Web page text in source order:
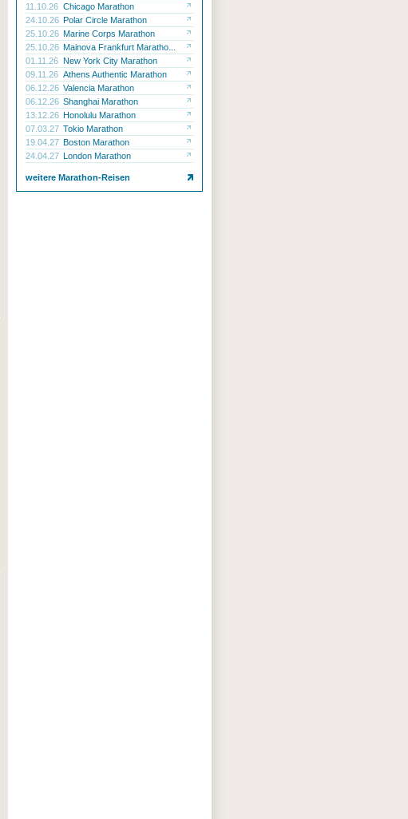
11.10.26 Chicago Marathon
24.10.26 Polar Circle Marathon
25.10.26 Marine Corps Marathon
25.10.26 Mainova Frankfurt Maratho...
01.11.26 New York City Marathon
09.11.26 Athens Authentic Marathon
06.12.26 Valencia Marathon
06.12.26 Shanghai Marathon
13.12.26 Honolulu Marathon
07.03.27 Tokio Marathon
19.04.27 Boston Marathon
24.04.27 London Marathon
weitere Marathon-Reisen